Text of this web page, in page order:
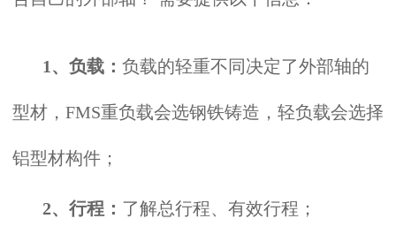
1、负载： 负载的轻重不同决定了外部轴的
型材，FMS重负载会选钢铁铸造，轻负载会选择
铝型材构件；
2、行程： 了解总行程、有效行程；